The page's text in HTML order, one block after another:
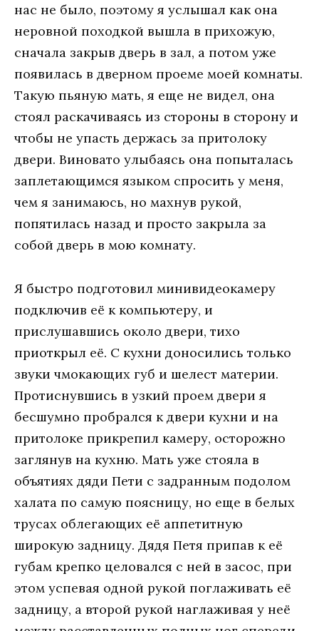
нас не было, поэтому я услышал как она
неровной походкой вышла в прихожую,
сначала закрыв дверь в зал, а потом уже
появилась в дверном проеме моей комнаты.
Такую пьяную мать, я еще не видел, она
стоял раскачиваясь из стороны в сторону и
чтобы не упасть держась за притолоку
двери. Виновато улыбаясь она попыталась
заплетающимся языком спросить у меня,
чем я занимаюсь, но махнув рукой,
попятилась назад и просто закрыла за
собой дверь в мою комнату.
Я быстро подготовил минивидеокамеру
подключив её к компьютеру, и
прислушавшись около двери, тихо
приоткрыл её. С кухни доносились только
звуки чмокающих губ и шелест материи.
Протиснувшись в узкий проем двери я
бесшумно пробрался к двери кухни и на
притолоке прикрепил камеру, осторожно
заглянув на кухню. Мать уже стояла в
объятиях дяди Пети с задранным подолом
халата по самую поясницу, но еще в белых
трусах облегающих её аппетитную
широкую задницу. Дядя Петя припав к её
губам крепко целовался с ней в засос, при
этом успевая одной рукой поглаживать её
задницу, а второй рукой наглаживая у неё